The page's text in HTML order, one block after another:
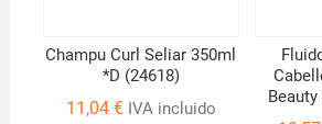
Champu Curl Seliar 350ml
*D (24618)
11,04 € IVA incluido